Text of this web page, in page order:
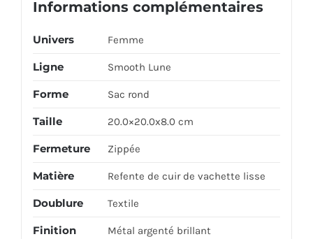
Informations complémentaires
Univers Femme
Ligne Smooth Lune
Forme Sac rond
Taille 20.0×20.0x8.0 cm
Fermeture Zippée
Matière Refente de cuir de vachette lisse
Doublure Textile
Finition Métal argenté brillant